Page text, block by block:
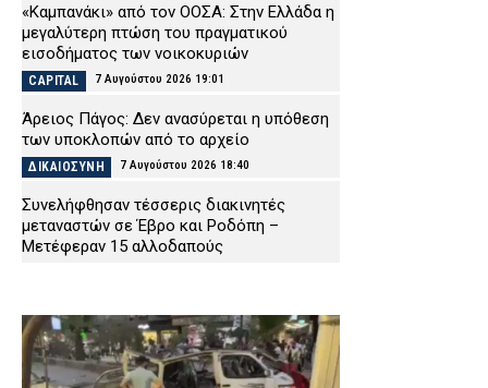
«Καμπανάκι» από τον ΟΟΣΑ: Στην Ελλάδα η
μεγαλύτερη πτώση του πραγματικού
εισοδήματος των νοικοκυριών
CAPITAL 7 Αυγούστου 2026 19:01
Άρειος Πάγος: Δεν ανασύρεται η υπόθεση
των υποκλοπών από το αρχείο
ΔΙΚΑΙΟΣΥΝΗ 7 Αυγούστου 2026 18:40
Συνελήφθησαν τέσσερις διακινητές
μεταναστών σε Έβρο και Ροδόπη –
Μετέφεραν 15 αλλοδαπούς
Πυρκαγιά στην Ερμακιά Κοζάνης – Στη
μάχη εναέρια και επίγεια μέσα
ΕΙΔΗΣΕΙΣ 7 Αυγούστου 2026 18:15